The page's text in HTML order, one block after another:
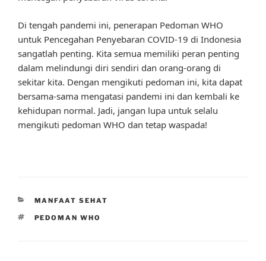
Di tengah pandemi ini, penerapan Pedoman WHO
untuk Pencegahan Penyebaran COVID-19 di Indonesia
sangatlah penting. Kita semua memiliki peran penting
dalam melindungi diri sendiri dan orang-orang di
sekitar kita. Dengan mengikuti pedoman ini, kita dapat
bersama-sama mengatasi pandemi ini dan kembali ke
kehidupan normal. Jadi, jangan lupa untuk selalu
mengikuti pedoman WHO dan tetap waspada!
CATEGORIES
MANFAAT SEHAT
TAGS
PEDOMAN WHO